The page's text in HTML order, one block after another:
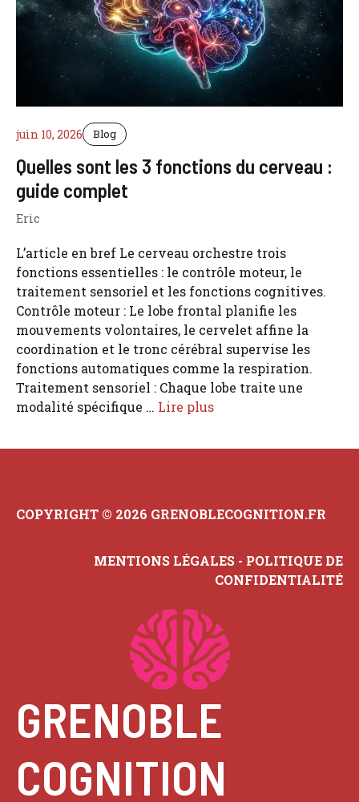
juin 10, 2026 Blog
Quelles sont les 3 fonctions du cerveau :
guide complet
Eric
L’article en bref Le cerveau orchestre trois
fonctions essentielles : le contrôle moteur, le
traitement sensoriel et les fonctions cognitives.
Contrôle moteur : Le lobe frontal planifie les
mouvements volontaires, le cervelet affine la
coordination et le tronc cérébral supervise les
fonctions automatiques comme la respiration.
Traitement sensoriel : Chaque lobe traite une
modalité spécifique … Lire plus
COPYRIGHT © 2026 GRENOBLECOGNITION.FR
MENTIONS LÉGALES - POLITIQUE DE
CONFIDENTIALITÉ
GRENOBLE
COGNITION